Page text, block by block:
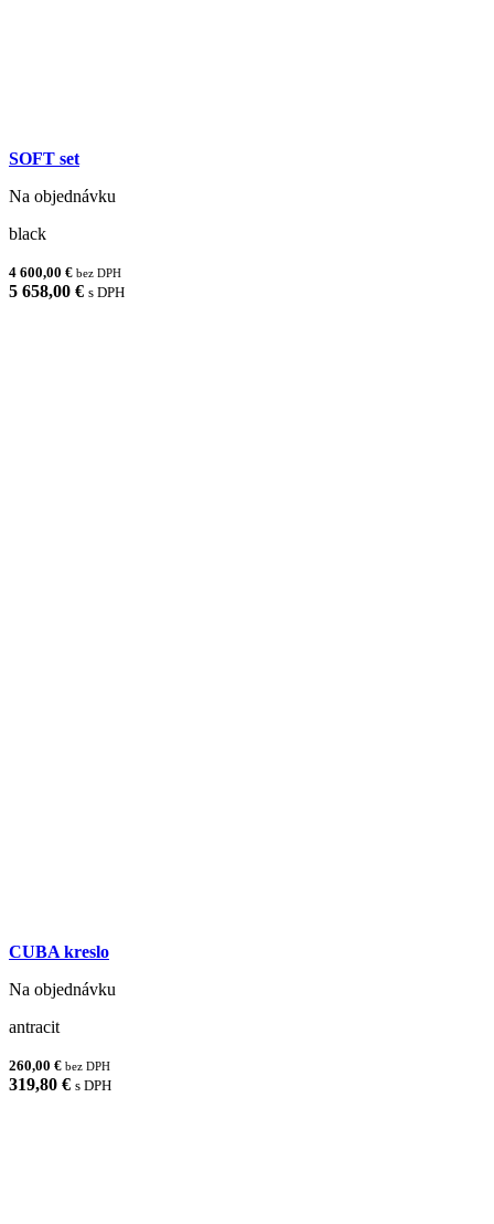
SOFT set
Na objednávku
black
4 600,00 € bez DPH
5 658,00 € s DPH
CUBA kreslo
Na objednávku
antracit
260,00 € bez DPH
319,80 € s DPH